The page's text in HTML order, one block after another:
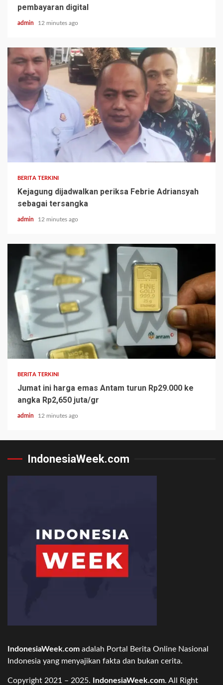
pembayaran digital
admin 12 minutes ago
BERITA TERKINI
Kejagung dijadwalkan periksa Febrie Adriansyah
sebagai tersangka
admin 12 minutes ago
BERITA TERKINI
Jumat ini harga emas Antam turun Rp29.000 ke
angka Rp2,650 juta/gr
admin 12 minutes ago
IndonesiaWeek.com
IndonesiaWeek.com adalah Portal Berita Online Nasional
Indonesia yang menyajikan fakta dan bukan cerita.
Copyright 2021 – 2025. IndonesiaWeek.com. All Right